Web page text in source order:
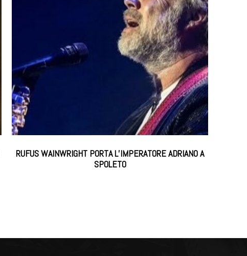
RUFUS WAINWRIGHT PORTA L’IMPERATORE ADRIANO A
SPOLETO